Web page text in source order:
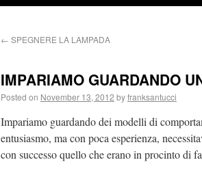
← SPEGNERE LA LAMPADA
IMPARIAMO GUARDANDO
Posted on November 13, 2012 byfranksantucci
Impariamo guardando dei modelli di
entusiasmo, ma con poca esperienza,
con successo quello che erano in procinto di